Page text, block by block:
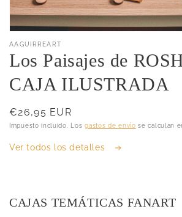
elemento
multimedia
featured
una
ventana
AAGUIRREART
Los Paisajes de
CAJA ILUSTRADA
Precio
habitual
€26,95 EUR
Impuesto incluido. Losgastos de envío se calculan
Ver todos los detalles
CAJAS TEMÁTICAS FANART